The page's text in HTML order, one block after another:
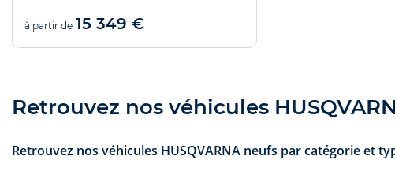
à partir de 15 349 €
Retrouvez nos véhicules
Retrouvez nos véhicules HUSQVARNA neufs par catégorie et